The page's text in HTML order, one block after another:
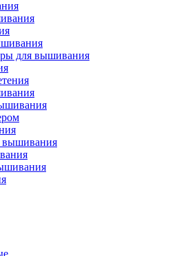
для вышивания
вышивания